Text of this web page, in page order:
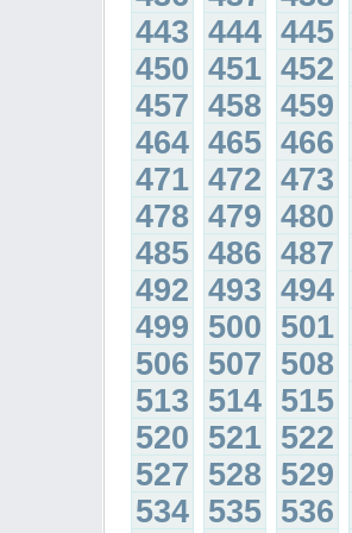
443 444 445
450 451 452
457 458 459
464 465 466
471 472 473
478 479 480
485 486 487
492 493 494
499 500 501
506 507 508
513 514 515
520 521 522
527 528 529
534 535 536